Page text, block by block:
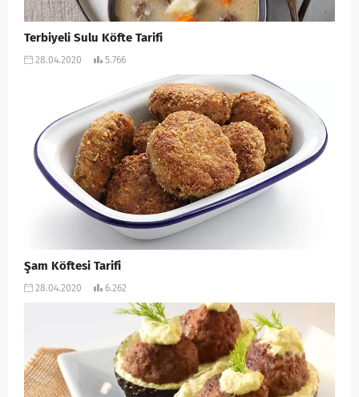
Terbiyeli Sulu Köfte Tarifi
28.04.2020 5.766
Şam Köftesi Tarifi
28.04.2020 6.262